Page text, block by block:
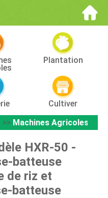
Plantation
Cultiver
>> Machines Agricoles
HXR-50 -
batteuse
de riz et
batteuse